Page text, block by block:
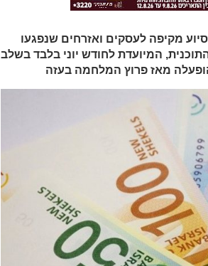
מקיפה לעסקים ואזרחים שנפגעו
המיועדת לחודש יוני בלבד בשלב
מאז פרוץ המלחמה בעזה